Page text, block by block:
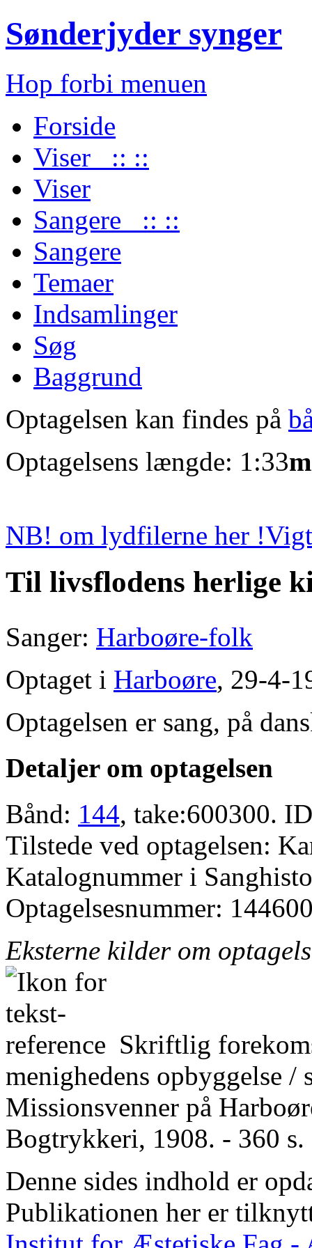
Sønderjyder synger
Hop forbi menuen
Forside
Viser :: ::
Viser
Sangere :: ::
Sangere
Temaer
Indsamlinger
Søg
Baggrund
Optagelsen kan findes på
Optagelsens længde: 1:33
NB! om lydfilerne her !
Til livsflodens herlige
Sanger: Harboøre-folk
Optaget i Harboøre, 29-4-
Optagelsen er sang, på
Detaljer om optagelsen
Bånd: 144, take:600300.
Tilstede ved optagelsen:
Katalognummer i
Optagelsesnummer:
Eksterne kilder om
Skriftlig
menighedens opbyggelse /
Missionsvenner på
Bogtrykkeri, 1908. - 360 s.
Denne sides indhold er
Publikationen her er